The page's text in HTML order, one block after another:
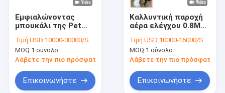
Εμφιαλώνοντας
μπουκάλι της Pet
σιροπιού METICA
που γεμίζει και
μηχανή κάλυψης
Τιμή:USD 10000-30000/SET
MOQ:1 σύνολο
Λάβετε την πιο πρόσφατη τιμή
Επικοινωνήστε
Καλλυντική παροχή
αέρα ελέγχου 0.8MPa
παραγωγής σκονών
εμφιαλώνοντας
Τιμή:USD 10000-16000/SET
MOQ:1 σύνολο
Λάβετε την πιο πρόσφατη
Επικοινωνήστε